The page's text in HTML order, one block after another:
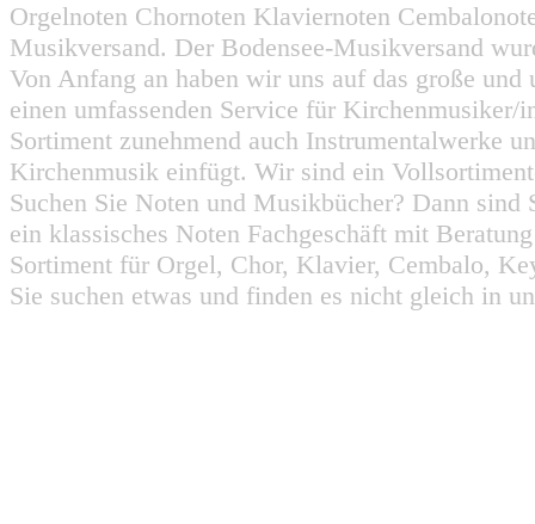
Orgelnoten Chornoten Klaviernoten
Musikversand. Der Bodensee-Musikversand
Von Anfang an haben wir uns auf das große
einen umfassenden Service für
Sortiment zunehmend auch Instrumentalwerke
Kirchenmusik einfügt. Wir sind ein
Suchen Sie Noten und Musikbücher? Dann
ein klassisches Noten Fachgeschäft mit
Sortiment für Orgel, Chor, Klavier, Cembalo,
Sie suchen etwas und finden es nicht gleich in